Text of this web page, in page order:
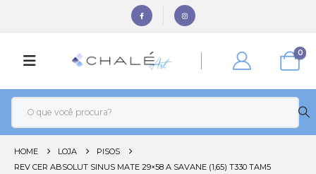
0
HOME LOJA
PISOS
REV CER ABSOLUT SINUS MATE 29×58 A SAVANE (1,65) T330 TAM5